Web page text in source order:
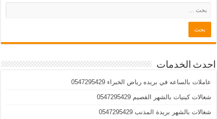
احدث الخدمات
عاملات بالساعه في بريده رياض الخبراء 0547295429
شغالات كينيات بالشهر القصيم 0547295429
شغالات بالشهر بريدة المذنب 0547295429